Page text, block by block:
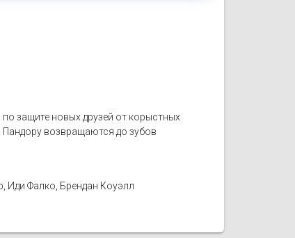
защите новых друзей от корыстных
Пандору возвращаются до зубов
Иди Фалко, Брендан Коуэлл